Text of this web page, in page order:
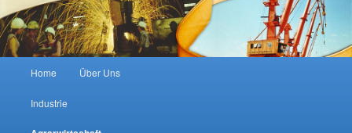
Home Über Uns
Industrie